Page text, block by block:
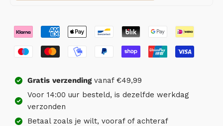
Gratis verzendingvanaf €49,99
Voor 14:00 uur besteld, is dezelfde werkdag
verzonden
Betaal zoals je wilt, vooraf of achteraf